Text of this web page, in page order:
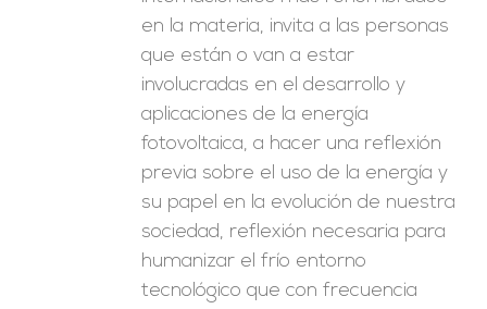
en la materia, invita a las personas
que están o van a estar
involucradas en el desarrollo y
aplicaciones de la energía
fotovoltaica, a hacer una reflexión
previa sobre el uso de la energía y
su papel en la evolución de nuestra
sociedad, reflexión necesaria para
humanizar el frío entorno
tecnológico que con frecuencia